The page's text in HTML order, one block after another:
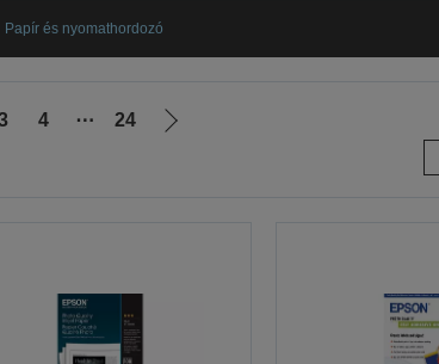
Papír és nyomathordozó
4 ⋯ 24
Következő